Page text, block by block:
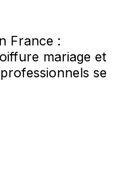
France :
mariage et
se